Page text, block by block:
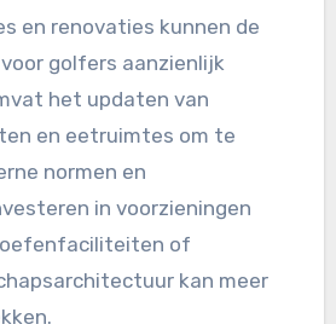
en renovaties kunnen de
golfers aanzienlijk
het updaten van
en eetruimtes om te
normen en
in voorzieningen
of
kan meer